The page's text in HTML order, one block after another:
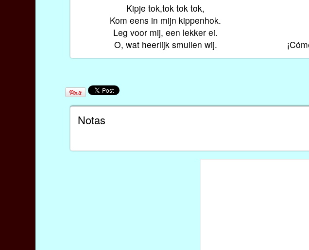
Kipje tok,tok tok tok,
Kom eens in mijn kippenhok.
Leg voor mij, een lekker ei.
O, wat heerlijk smullen wij.
Notas